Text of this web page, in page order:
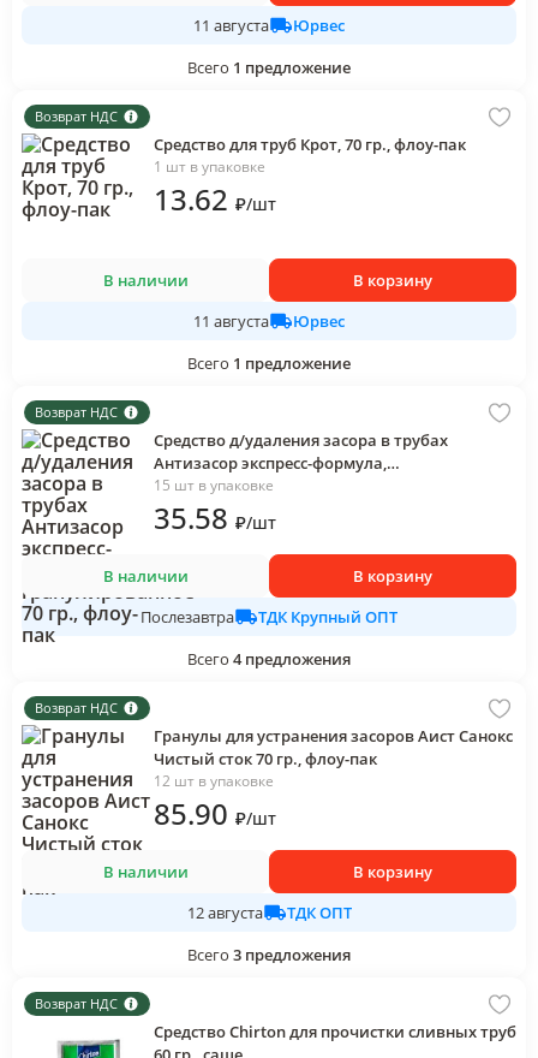
11 августа
Юрвес
Всего 1 предложение
Возврат НДС
Средство для труб Крот, 70 гр., флоу-пак
1 шт в упаковке
13.62 ₽/шт
В наличии
В корзину
11 августа
Юрвес
Всего 1 предложение
Возврат НДС
Средство д/удаления засора в трубах
Антизасор экспресс-формула,
гранулированное 70 гр., флоу-пак
15 шт в упаковке
35.58 ₽/шт
В наличии
В корзину
Послезавтра
ТДК Крупный ОПТ
Всего 4 предложения
Возврат НДС
Гранулы для устранения засоров Аист Санокс
Чистый сток 70 гр., флоу-пак
12 шт в упаковке
85.90 ₽/шт
В наличии
В корзину
12 августа
ТДК ОПТ
Всего 3 предложения
Возврат НДС
Средство Chirton для прочистки сливных труб